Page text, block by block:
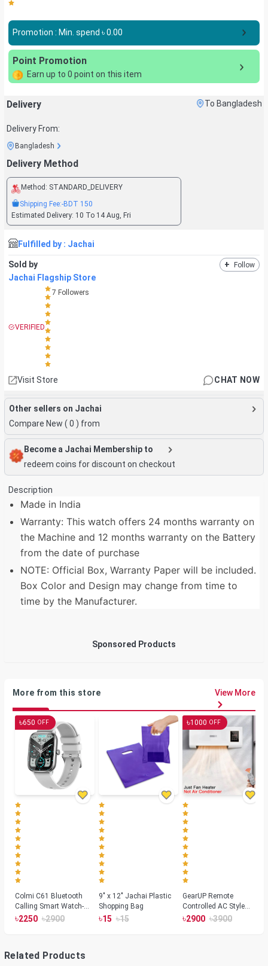
Promotion : Min. spend ৳0.00
Point Promotion
Earn up to 0 point on this item
Delivery To Bangladesh
Delivery From:
Bangladesh
Delivery Method
Method: STANDARD_DELIVERY
Shipping Fee:-BDT 150
Estimated Delivery: 10 To 14 Aug, Fri
Fulfilled by : Jachai
Sold by + Follow
Jachai Flagship Store
VERIFIED
7 Followers
Visit Store CHAT NOW
Other sellers on Jachai
Compare New ( 0 ) from
Become a Jachai Membership to
redeem coins for discount on checkout
Description
Made in India
Warranty: This watch offers 24 months warranty on
the Machine and 12 months warranty on the Battery
from the date of purchase
NOTE: Official Box, Warranty Paper will be included.
Box Color and Design may change from time to
time by the Manufacturer.
Sponsored Products
More from this store View More
৳650 OFF
Colmi C61 Bluetooth
Calling Smart Watch-
Silver Color
৳2250 ৳2900
9" x 12" Jachai Plastic
Shopping Bag
৳15 ৳15
৳1000 OFF
GearUP Remote
Controlled AC Style
Room Heater 1800
৳2900 ৳3900
Related Products